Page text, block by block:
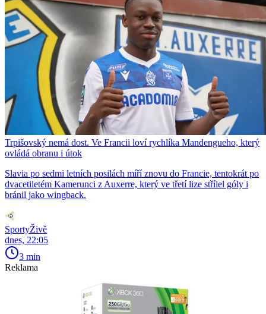
Trpišovský nemá dost. Ve Francii loví rychlíka Mandengueho, který
ovládá obranu i útok
Slavia po sedmi letních posilách míří znovu do Francie, tentokrát po
dvacetiletém Kamerunci z Auxerre, který ve třetí lize střílel góly i
bránil jako wingback.
SportyŽivě
dnes, 22:05
3 min
Reklama